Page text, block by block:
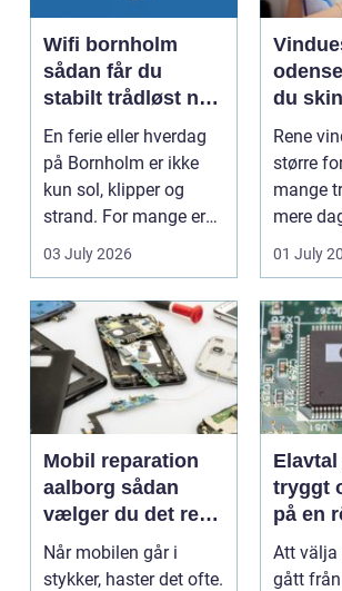
Wifi bornholm
sådan får du
stabilt trådløst net
på klippeøen
En ferie eller hverdag
på Bornholm er ikke
kun sol, klipper og
strand. For mange er
en stabil intern...
03 July 2026
odense sådan får
du
ruder
Rene
større
mange
mere
hjem og
01 July
Mobil reparation
aalborg sådan
vælger du det rette
værksted
Når mobilen går i
stykker, haster det ofte.
Elavtal så väljer du
tryggt
på en
Att välja
gått